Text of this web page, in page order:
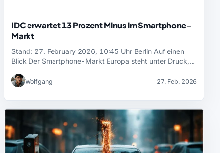
IDC erwartet 13 Prozent Minus im Smartphone-
Markt
Stand: 27. February 2026, 10:45 Uhr Berlin Auf einen
Blick Der Smartphone-Markt Europa steht unter Druck,…
Wolfgang 27. Feb. 2026